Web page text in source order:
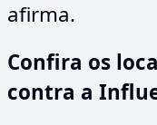
afirma.
Confira os
contra a